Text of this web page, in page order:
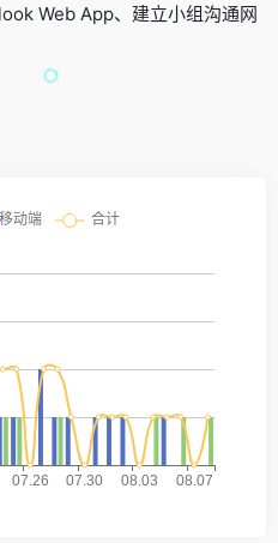
Web App、建立小组沟通网